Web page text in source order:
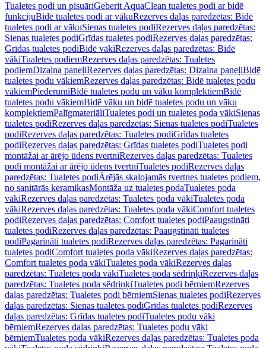
Tualetes podi un pisuāriGeberit AquaClean tualetes podi ar bidē
funkcijuBidē tualetes podi ar vākuRezerves daļas paredzētas: Bidē
tualetes podi ar vākuSienas tualetes podiRezerves daļas paredzētas:
Sienas tualetes podiGrīdas tualetes podiRezerves daļas paredzētas:
Grīdas tualetes podiBidē vākiRezerves daļas paredzētas: Bidē
vākiTualetes podiemRezerves daļas paredzētas: Tualetes
podiemDizaina paneļiRezerves daļas paredzētas: Dizaina paneļiBidē
tualetes podu vākiemRezerves daļas paredzētas: Bidē tualetes podu
vākiemPiederumiBidē tualetes podu un vāku komplektiemBidē
tualetes podu vākiemBidē vāku un bidē tualetes podu un vāku
komplektiemPalīgmateriāliTualetes podi un tualetes poda vākiSienas
tualetes podiRezerves daļas paredzētas: Sienas tualetes podiTualetes
podiRezerves daļas paredzētas: Tualetes podiGrīdas tualetes
podiRezerves daļas paredzētas: Grīdas tualetes podiTualetes podi
montāžai ar ārējo ūdens tvertniRezerves daļas paredzētas: Tualetes
podi montāžai ar ārējo ūdens tvertniTualetes podiRezerves daļas
paredzētas: Tualetes podiĀrējās skalojamās tvertnes tualetes podiem,
no sanitārās keramikasMontāža uz tualetes podaTualetes poda
vākiRezerves daļas paredzētas: Tualetes poda vākiTualetes poda
vākiRezerves daļas paredzētas: Tualetes poda vākiComfort tualetes
podiRezerves daļas paredzētas: Comfort tualetes podiPaaugstināti
tualetes podiRezerves daļas paredzētas: Paaugstināti tualetes
podiPagarināti tualetes podiRezerves daļas paredzētas: Pagarināti
tualetes podiComfort tualetes poda vākiRezerves daļas paredzētas:
Comfort tualetes poda vākiTualetes poda vākiRezerves daļas
paredzētas: Tualetes poda vākiTualetes poda sēdriņķiRezerves daļas
paredzētas: Tualetes poda sēdriņķiTualetes podi bērniemRezerves
daļas paredzētas: Tualetes podi bērniemSienas tualetes podiRezerves
daļas paredzētas: Sienas tualetes podiGrīdas tualetes podiRezerves
daļas paredzētas: Grīdas tualetes podiTualetes podu vāki
bērniemRezerves daļas paredzētas: Tualetes podu vāki
bērniemTualetes poda vākiRezerves daļas paredzētas: Tualetes poda